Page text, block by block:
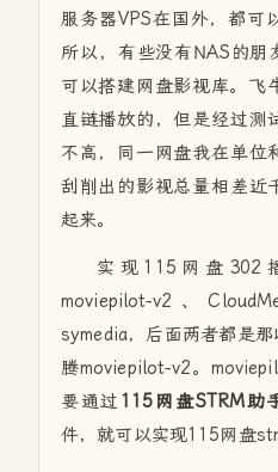
服务器VPS在国外，都可
所以，有些没有NAS的朋
可以搭建网盘影视库。飞
直链播放的，但是经过测
不高，同一网盘我在单位
刮削出的影视总量相差近
起来。
实现115网盘302
moviepilot-v2、
symedia，后面两者都是
腾moviepilot-v2。
要通过 115网盘STRM助
件，就可以实现115网盘